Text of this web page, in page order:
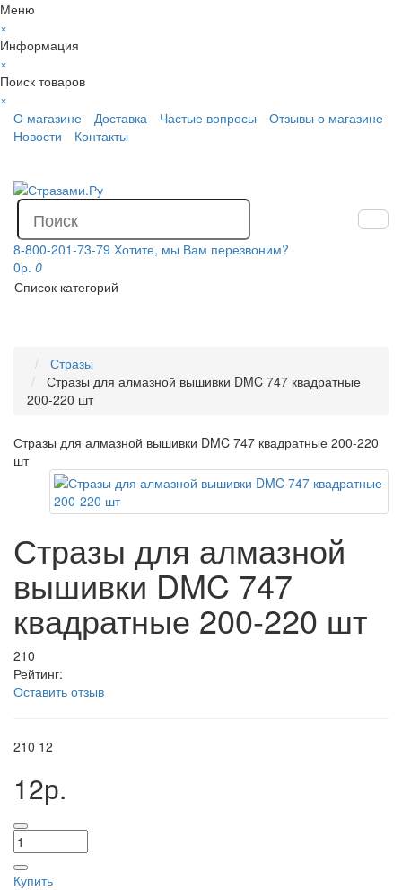
Меню
×
Информация
×
Поиск товаров
×
О магазине
Доставка Частые вопросы
Отзывы о магазине
Новости
Контакты
8-800-201-73-79 Хотите, мы Вам перезвоним?
0р. 0
Список категорий
Стразы
Стразы для алмазной вышивки DMC 747 квадратные
200-220 шт
Стразы для алмазной вышивки DMC 747 квадратные 200-220
шт
Стразы для алмазной
вышивки DMC 747
квадратные 200-220 шт
210
Рейтинг:
Оставить отзыв
210 12
12р.
Купить